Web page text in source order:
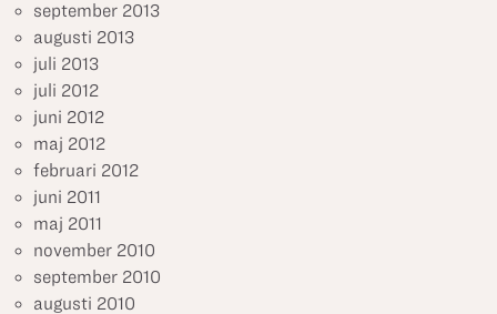
september 2013
augusti 2013
juli 2013
juli 2012
juni 2012
maj 2012
februari 2012
juni 2011
maj 2011
november 2010
september 2010
augusti 2010